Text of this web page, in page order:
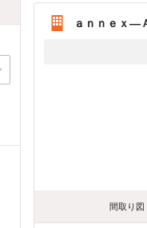
ａｎｎｅｘ—
間取り図